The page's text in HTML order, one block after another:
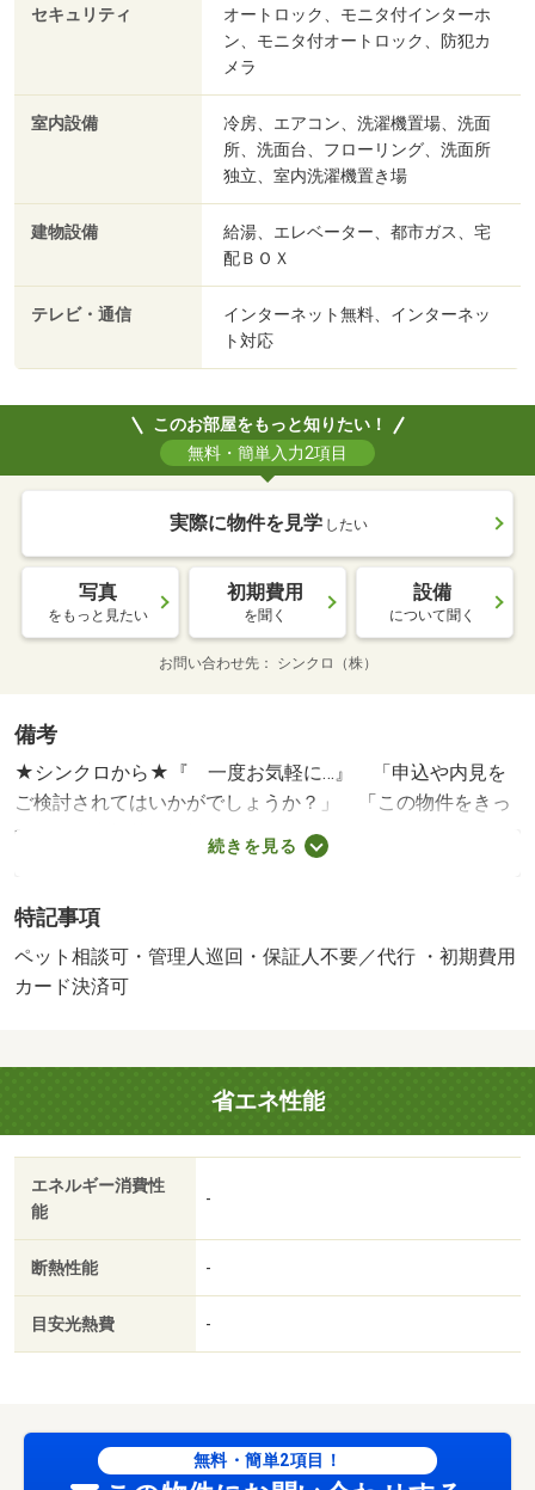
セキュリティ
オートロック、モニタ付インターホ
ン、モニタ付オートロック、防犯カ
メラ
室内設備
冷房、エアコン、洗濯機置場、洗面
所、洗面台、フローリング、洗面所
独立、室内洗濯機置き場
建物設備
給湯、エレベーター、都市ガス、宅
配ＢＯＸ
テレビ・通信
インターネット無料、インターネッ
ト対応
このお部屋をもっと知りたい！
無料・簡単入力2項目
実際に物件を見学 したい
写真
をもっと見たい
初期費用
を聞く
設備
について聞く
お問い合わせ先 シンクロ（株）
備考
★シンクロから★『 一度お気軽に…』 「申込や内見を
ご検討されてはいかがでしょうか？」 「この物件をきっ
かけに、本格的にお探しになりませんか？」 ↓↓『 シ
ンクロでは…』 「お客様のご希望をお聞きし、焦らず丁
は…』 ◯ ご来店．オンラインからお願いしておりま
す × 問合せ物件の無条件内見、現地集合は行っており
ません ↓↓『 その理由が…』 １． お客様と貸主
紹介できないため ↓↓『 お部屋探しの流れは…』
１． ご相談 ：ご来店．オンラインでヒアリング
２． 条件整理：状況と条件を整理 ２． 情報確認：最
新情報・未公開・洗い出しで情報をチェック ３． 内
見 ：空室ならその場で内見 ４． 申込 ：気に入
ればその場でお申込みも可能 ↓↓↓焦らず納得できるご選
気軽にご予約下さい！・賃貸保証等：加入要（加入要 エ
ポスカード（ＲＰ） 保証料：賃料等の５０％（最低２
万）、月額保証料：賃料等の１％（更新料無））・鍵交換
お返事！】【診断×提案】 『賃貸物件は“１点もの” それ
だけに【業者選び】がとても大切です！ 物件の強みも弱
続きを見る
特記事項
ペット相談可・管理人巡回・保証人不要／代行 ・初期費用
カード決済可
省エネ性能
エネルギー消費性
能
-
断熱性能 -
目安光熱費 -
無料・簡単2項目！